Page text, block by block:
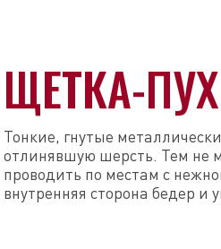
ЩЕТКА-
Тонкие, гнутые
отлинявшую шерсть. Тем не
проводить по местам с
внутренняя сторона бедер и